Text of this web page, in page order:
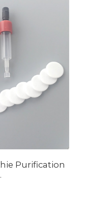
Purification